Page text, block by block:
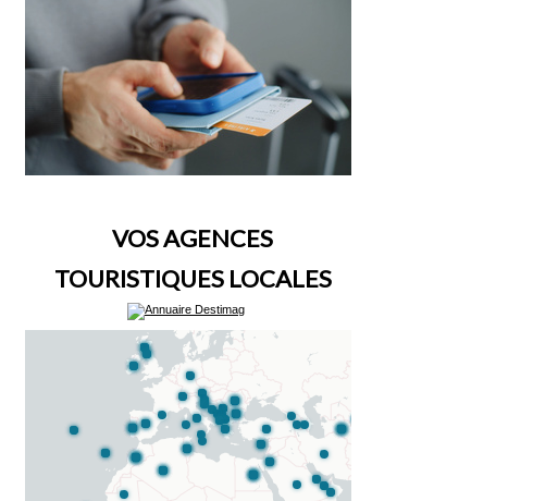
VOS AGENCES
TOURISTIQUES LOCALES